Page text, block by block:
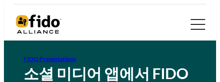
FIDO Presentations
소셜 미디어 앱에서 FIDO